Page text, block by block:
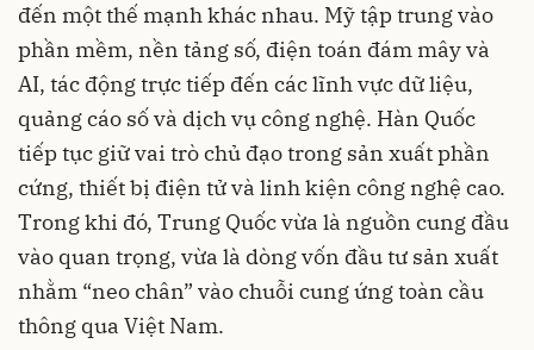
đến một thế mạnh khác nhau. Mỹ tập trung vào
phần mềm, nền tảng số, điện toán đám mây và
AI, tác động trực tiếp đến các lĩnh vực dữ liệu,
quảng cáo số và dịch vụ công nghệ. Hàn Quốc
tiếp tục giữ vai trò chủ đạo trong sản xuất phần
cứng, thiết bị điện tử và linh kiện công nghệ cao.
Trong khi đó, Trung Quốc vừa là nguồn cung đầu
vào quan trọng, vừa là dòng vốn đầu tư sản xuất
nhằm “neo chân” vào chuỗi cung ứng toàn cầu
thông qua Việt Nam.